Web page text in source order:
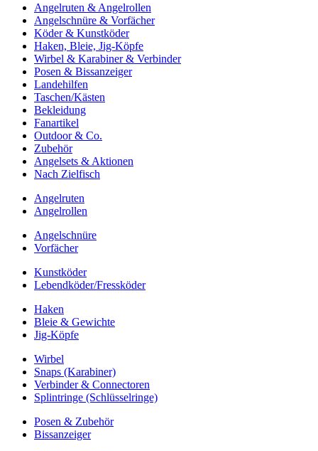
Angelruten & Angelrollen
Angelschnüre & Vorfächer
Köder & Kunstköder
Haken, Bleie, Jig-Köpfe
Wirbel & Karabiner & Verbinder
Posen & Bissanzeiger
Landehilfen
Taschen/Kästen
Bekleidung
Fanartikel
Outdoor & Co.
Zubehör
Angelsets & Aktionen
Nach Zielfisch
Angelruten
Angelrollen
Angelschnüre
Vorfächer
Kunstköder
Lebendköder/Fressköder
Haken
Bleie & Gewichte
Jig-Köpfe
Wirbel
Snaps (Karabiner)
Verbinder & Connectoren
Splintringe (Schlüsselringe)
Posen & Zubehör
Bissanzeiger